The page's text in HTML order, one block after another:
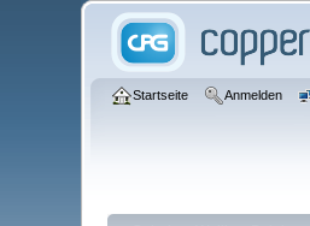
Startseite Anmelden